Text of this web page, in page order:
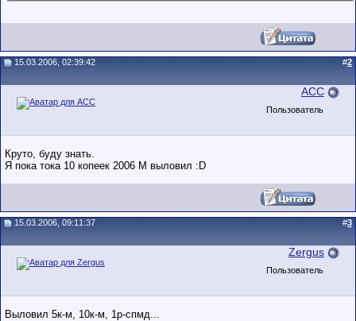
15.03.2006, 02:39:42 #2
ACC
Пользователь
Круто, буду знать.
Я пока тока 10 копеек 2006 М выловил :D
15.03.2006, 09:11:37 #3
Zergus
Пользователь
Выловил 5к-м, 10к-м, 1р-спмд...